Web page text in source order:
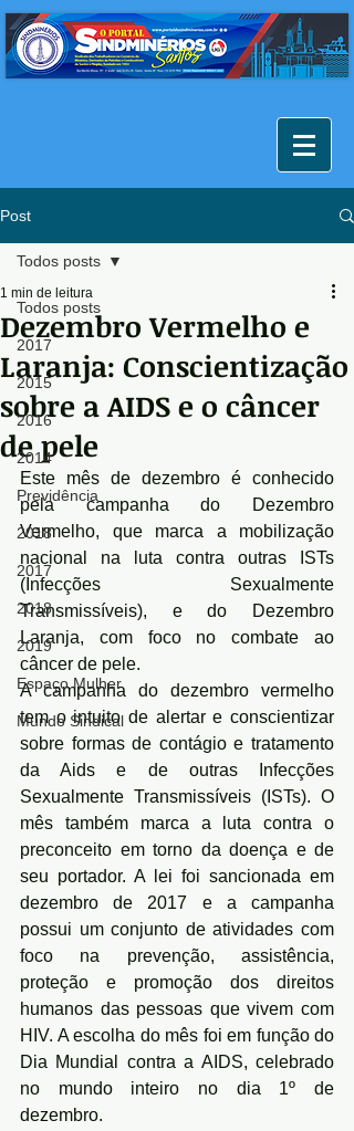
Post
Todos posts
2017
2015
2016
2014
Previdência
2018
2017
2018
2019
Espaço Mulher
Mundo Sindical
Todos posts
Dezembro Vermelho e
Laranja: Conscientização
sobre a AIDS e o câncer
de pele
1 min de leitura
Este mês de dezembro é conhecido
pela campanha do Dezembro
Vermelho, que marca a mobilização
nacional na luta contra outras ISTs
(Infecções Sexualmente
Transmissíveis), e do Dezembro
Laranja, com foco no combate ao
câncer de pele.
A campanha do dezembro vermelho
tem o intuito de alertar e conscientizar
sobre formas de contágio e tratamento
da Aids e de outras Infecções
Sexualmente Transmissíveis (ISTs). O
mês também marca a luta contra o
preconceito em torno da doença e de
seu portador. A lei foi sancionada em
dezembro de 2017 e a campanha
possui um conjunto de atividades com
foco na prevenção, assistência,
proteção e promoção dos direitos
humanos das pessoas que vivem com
HIV. A escolha do mês foi em função do
Dia Mundial contra a AIDS, celebrado
no mundo inteiro no dia 1º de
dezembro.